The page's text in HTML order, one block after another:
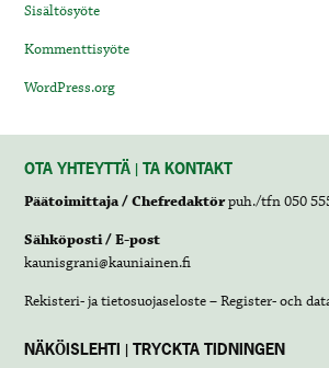
Sisältösyöte
Kommenttisyöte
WordPress.org
OTA YHTEYTTÄ | TA KONTAKT
Päätoimittaja / Chefredaktörpuh./tfn 050
Sähköposti / E-post
kaunisgrani@kauniainen.fi
Rekisteri- ja tietosuojaseloste – Register- och
NÄKÖISLEHTI | TRYCKTA TIDNINGEN